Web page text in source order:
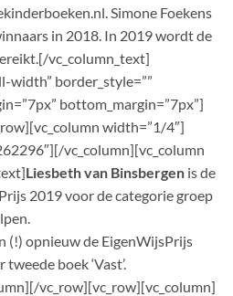
Simone Foekens
in 2018. In 2019 wordt de
vc_column_text]
width” border_style=””
bottom_margin=”7px”]
width=”1/4″]
vc_column][vc_column
Liesbeth van Binsbergen is de
2019 voor de categorie groep
(!) opnieuw de EigenWijsPrijs
boek ‘Vast’.
vc_row][vc_row][vc_column]